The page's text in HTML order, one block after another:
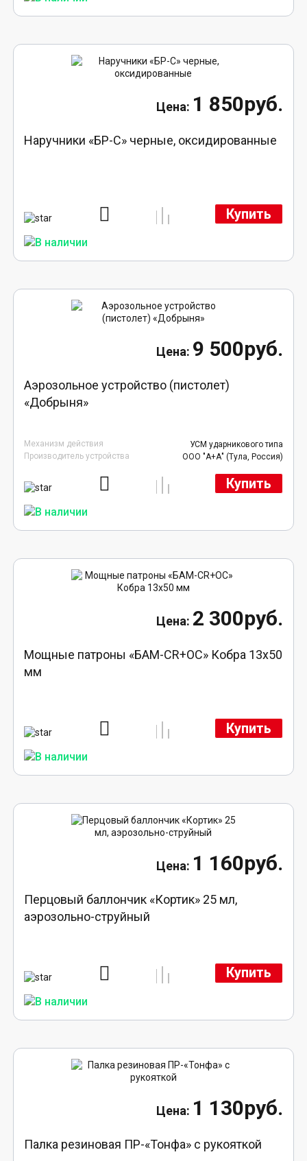
1 850руб.
Наручники «БР-С» черные, оксидированные
Купить
9 500руб.
Аэрозольное устройство (пистолет)
«Добрыня»
Механизм действия
УСМ ударникового типа
Производитель устройства
ООО "А+А" (Тула, Россия)
Купить
2 300руб.
Мощные патроны «БАМ-CR+ОС» Кобра 13х50
мм
Купить
1 160руб.
Перцовый баллончик «Кортик» 25 мл,
аэрозольно-струйный
Купить
1 130руб.
Палка резиновая ПР-«Тонфа» с рукояткой